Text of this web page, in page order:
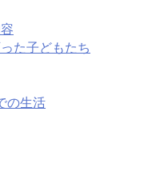
た子どもたち
の生活